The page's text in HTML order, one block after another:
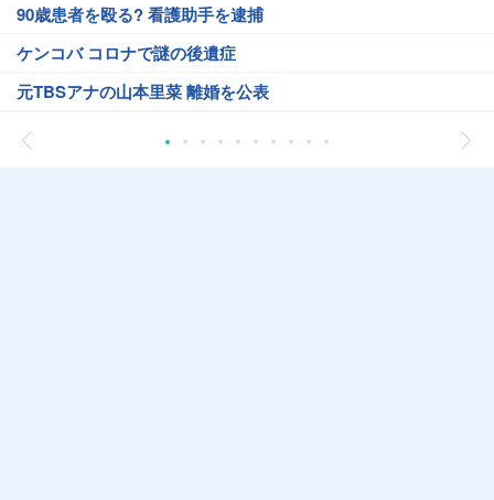
90歳患者を殴る? 看護助手を逮捕
ケンコバ コロナで謎の後遺症
元TBSアナの山本里菜 離婚を公表